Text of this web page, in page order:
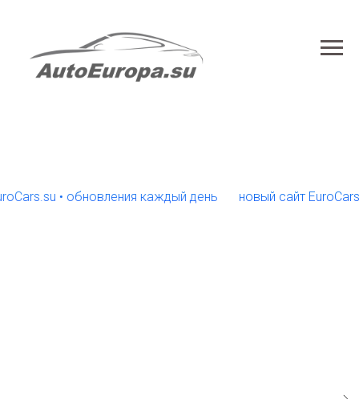
• обновления каждый день новый сайт EuroCars.su